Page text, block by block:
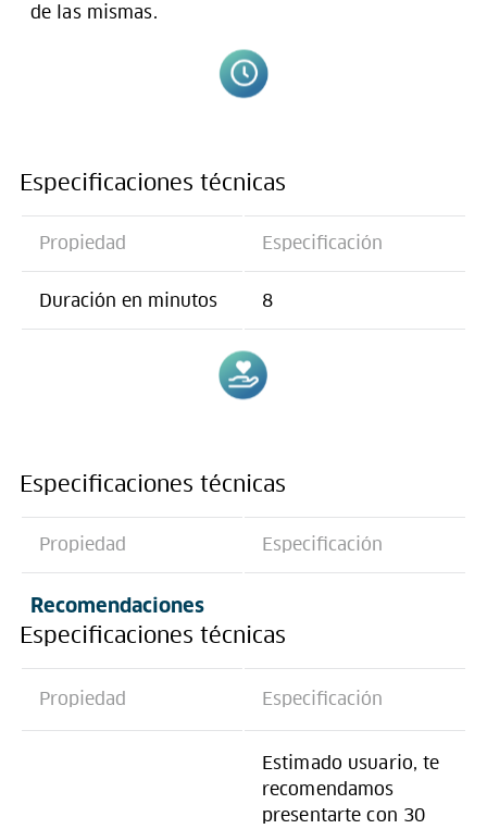
de las mismas.
Especificaciones técnicas
Propiedad Especificación
Duración en minutos 8
Especificaciones técnicas
Propiedad Especificación
Recomendaciones
Especificaciones técnicas
Propiedad Especificación
Estimado usuario, te
recomendamos
presentarte con 30